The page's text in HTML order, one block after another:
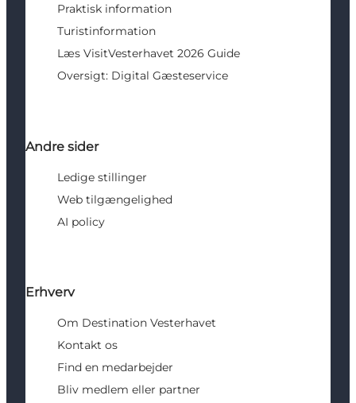
Praktisk information
Turistinformation
Læs VisitVesterhavet 2026 Guide
Oversigt: Digital Gæsteservice
Andre sider
Ledige stillinger
Web tilgængelighed
AI policy
Erhverv
Om Destination Vesterhavet
Kontakt os
Find en medarbejder
Bliv medlem eller partner